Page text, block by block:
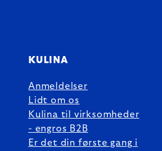
KULINA
Anmeldelser
Lidt om os
Kulina til virksomheder
- engros B2B
Er det din første gang i